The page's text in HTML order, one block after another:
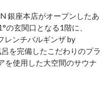
銀座本店がオープンしたあ
の玄関口となる1階に、
レンチバルギンザ by
を完備したこだわりのプラ
を使用した大空間のサウナ